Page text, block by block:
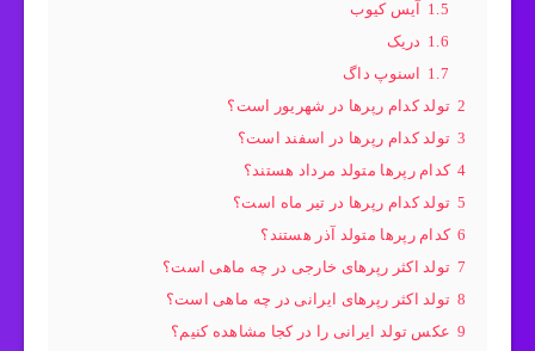
1.5
آیس کیوب
1.6 دریک
1.7
اسنوپ داگ
2 تولد کدام رپرها در شهریور است؟
3 تولد کدام رپرها در اسفند است؟
4 کدام رپرها متولد مرداد هستند؟
5 تولد کدام رپرها در تیر ماه است؟
6 کدام رپرها متولد آذر هستند؟
7 تولد اکثر رپرهای خارجی در چه ماهی است؟
8 تولد اکثر رپرهای ایرانی در چه ماهی است؟
9 عکس تولد ایرانی را در کجا مشاهده کنیم؟